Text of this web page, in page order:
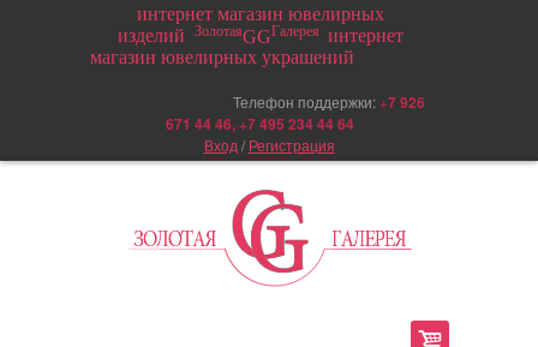
интернет магазин ювелирных
изделий
ЗолотаяGGГалерея интернет
магазин ювелирных украшений
Телефон поддержки: +7 926
671 44 46, +7 495 234 44 64
Вход / Регистрация